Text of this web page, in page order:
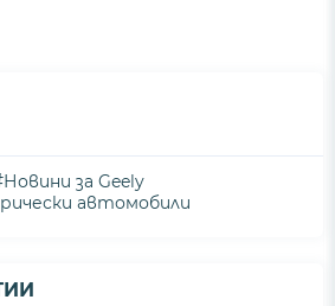
Новини за Geely
автомобили